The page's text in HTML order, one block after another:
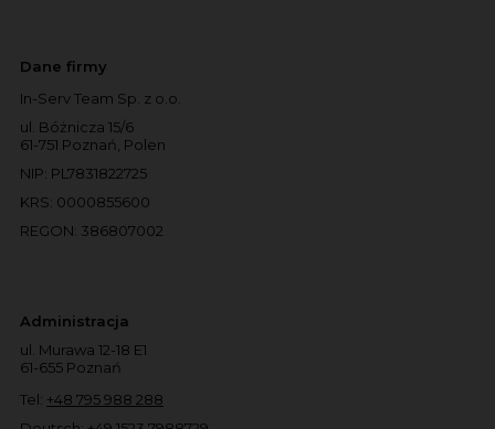
Dane firmy
In-Serv Team Sp. z o.o.
ul. Bóżnicza 15/6
61-751 Poznań, Polen
NIP: PL7831822725
KRS: 0000855600
REGON: 386807002
Administracja
ul. Murawa 12-18 E1
61-655 Poznań
Tel: +48 795 988 288